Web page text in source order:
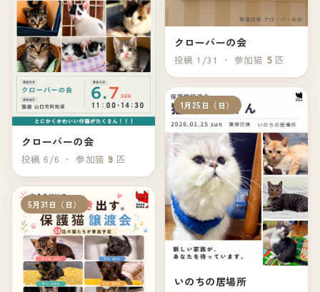
クローバーの会
投稿 6/6 ・ 参加猫 9 匹
5月31日（日）
クローバーの会
投稿 1/31 ・ 参加猫 5匹
1月25日（日）
いのちの居場所